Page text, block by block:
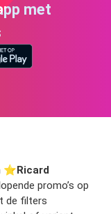
met
⭐️Ricard
promo’s op
de filters